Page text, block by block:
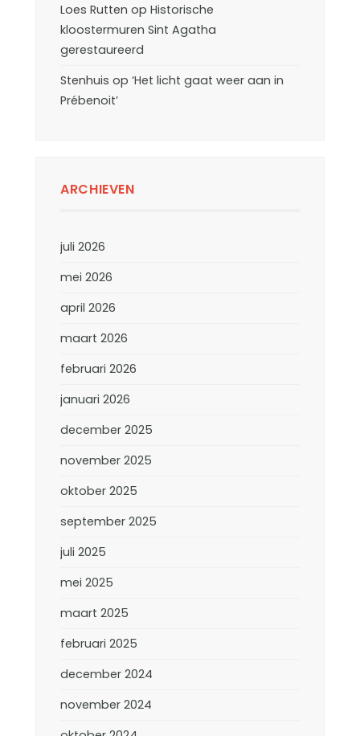
Loes Rutten op Historische
kloostermuren Sint Agatha
gerestaureerd
Stenhuis op ‘Het licht gaat weer aan in
Prébenoit’
ARCHIEVEN
juli 2026
mei 2026
april 2026
maart 2026
februari 2026
januari 2026
december 2025
november 2025
oktober 2025
september 2025
juli 2025
mei 2025
maart 2025
februari 2025
december 2024
november 2024